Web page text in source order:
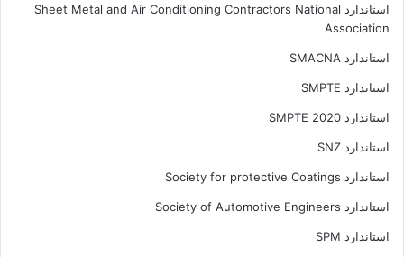
استاندارد Sheet Metal and Air Conditioning Contractors National
Association
استاندارد SMACNA
استاندارد SMPTE
استاندارد SMPTE 2020
استاندارد SNZ
استاندارد Society for protective Coatings
استاندارد Society of Automotive Engineers
استاندارد SPM